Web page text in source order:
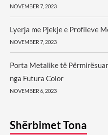
NOVEMBER 7, 2023
Lyerja me Pjekje e Profileve
NOVEMBER 7, 2023
Porta Metalike të
nga Futura Color
NOVEMBER 6, 2023
Shërbimet Tona